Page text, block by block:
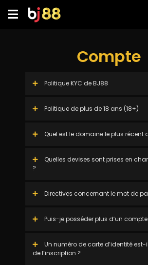
content
Compte
Politique KYC de BJ88
Politique de plus de 18 ans (18+)
Quel est le domaine le plus récent
Quelles devises sont prises en
?
Directives concernant le mot de
Puis-je posséder plus d’un
Un numéro de carte d’identité est-
de l’inscription ?